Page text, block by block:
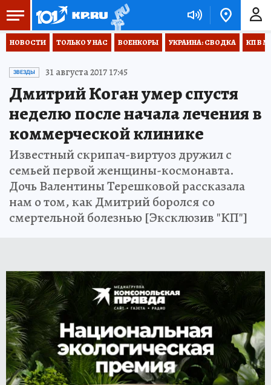
НОВОСТИ ТОЛЬКО У НАС ВОЕНКОРЫ УКРАИНА: СВОДКА КП В
ЗВЕЗДЫ 31 августа 2017 17:45
Дмитрий Коган умер спустя
неделю после начала лечения в
коммерческой клинике
Известный скрипач-виртуоз дружил с
семьей первой женщины-космонавта.
Дочь Валентины Терешковой рассказала
нам о том, как Дмитрий боролся со
смертельной болезнью [Эксклюзив "КП"]